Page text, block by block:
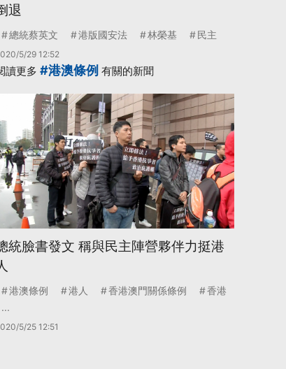
退
總統蔡英文 港版國安法 林榮基 民主
5/29 12:52
讀更多 #港澳條例 有關的新聞
統臉書發文 稱與民主陣營夥伴力挺港
港澳條例 港人 香港澳門關係條例
香港
...
5/25 12:51